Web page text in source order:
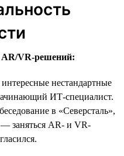
VR-решений:
нестандартные
ИТ-специалист.
в «Северсталь»,
заняться AR- и VR-